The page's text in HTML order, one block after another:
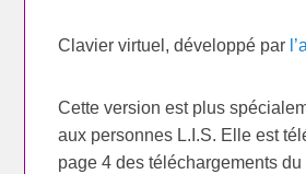
Clavier virtuel, développé par
Cette version est plus
aux personnes L.I.S. Elle est
page 4 des téléchargements du